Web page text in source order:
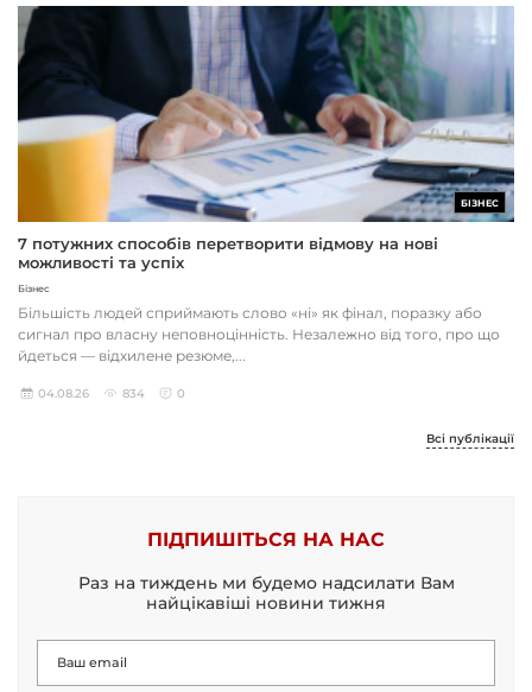
БІЗНЕС
7 потужних способів перетворити відмову на нові
можливості та успіх
Бізнес
Більшість людей сприймають слово «ні» як фінал, поразку або
сигнал про власну неповноцінність. Незалежно від того, про що
йдеться — відхилене резюме,...
04.08.26 834 0
Всі публікації
ПІДПИШІТЬСЯ НА НАС
Раз на тиждень ми будемо надсилати Вам
найцікавіші новини тижня